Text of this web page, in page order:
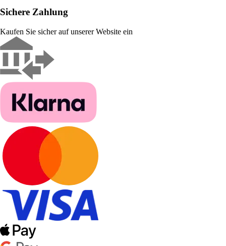
Sichere Zahlung
Kaufen Sie sicher auf unserer Website ein